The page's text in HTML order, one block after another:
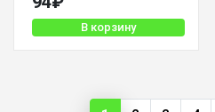
В корзину